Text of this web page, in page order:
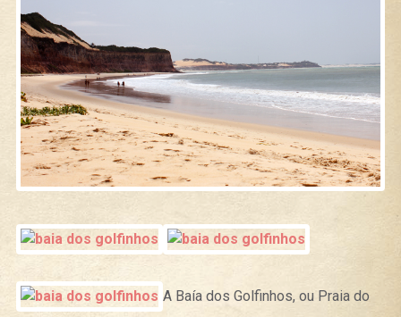
A Baía dos Golfinhos, ou Praia do